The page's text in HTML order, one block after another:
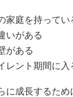
家庭を持ってい
いがある
がある
レント期間に入
に成長するた